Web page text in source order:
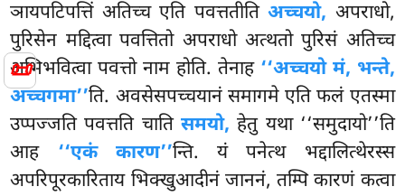
📜
ञायपटिपत्तिं अतिच्च एति पवत्ततीतिअच्चयो, अपराधो,
पुरिसेन मद्दित्वा पवत्तितो अपराधो अत्थतो पुरिसं अतिच्च
अभिभवित्वा पवत्तो नाम होति. तेनाह ‘‘अच्चयो मं, भन्ते,
अच्चगमा’’ति. अवसेसपच्चयानं समागमे एति फलं एतस्मा
उप्पज्जति पवत्तति चाति समयो, हेतु यथा ‘‘समुदायो’’ति
आह ‘‘एकं कारण’’न्ति. यं पनेत्थ भद्दालित्थेरस्स
अपरिपूरकारिताय भिक्खुआदीनं जाननं, तम्पि कारणं कत्वा